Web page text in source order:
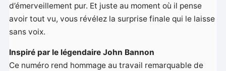
d’émerveillement pur. Et juste au moment où il pense
avoir tout vu, vous révélez la surprise finale qui le laisse
sans voix.
Inspiré par le légendaire John Bannon
Ce numéro rend hommage au travail remarquable de